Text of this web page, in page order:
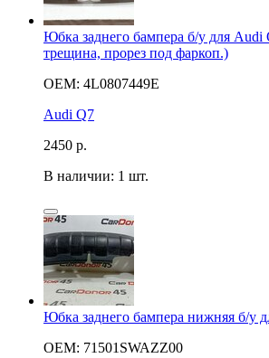
Юбка заднего бампера б/у для Audi
трещина, прорез под фаркоп.)
OEM: 4L0807449E
Audi Q7
2450 р.
В наличии: 1 шт.
Юбка заднего бампера нижняя б/у
OEM: 71501SWAZZ00